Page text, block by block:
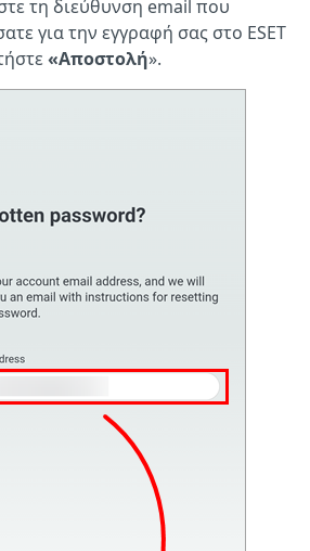
τη διεύθυνση email που
για την εγγραφή σας στο ESET
«Αποστολή».